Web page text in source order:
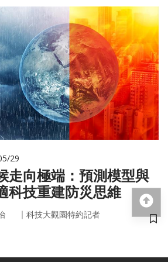
29
走向極端：預測模型與
科技重建防災思維
｜ 科技大觀園特約記者
儲
回